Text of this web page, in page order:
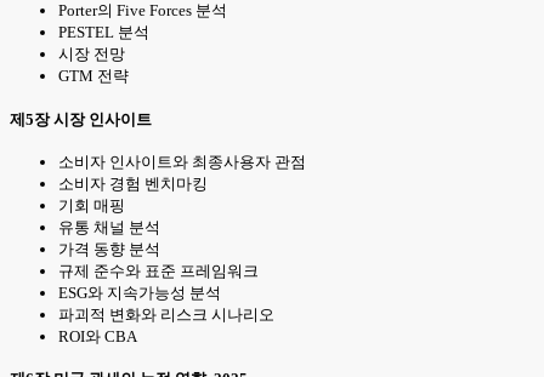
Porter의 Five Forces 분석
PESTEL 분석
시장 전망
GTM 전략
제5장 시장 인사이트
소비자 인사이트와 최종사용자 관점
소비자 경험 벤치마킹
기회 매핑
유통 채널 분석
가격 동향 분석
규제 준수와 표준 프레임워크
ESG와 지속가능성 분석
파괴적 변화와 리스크 시나리오
ROI와 CBA